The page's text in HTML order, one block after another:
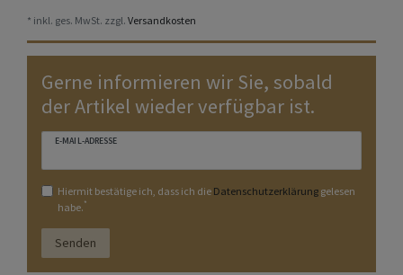
* inkl. ges. MwSt. zzgl. Versandkosten
Gerne informieren wir Sie, sobald
der Artikel wieder verfügbar ist.
E-MAIL-ADRESSE
Hiermit bestätige ich, dass ich die Daten­schutz­erklärunggelesen
habe.*
Senden